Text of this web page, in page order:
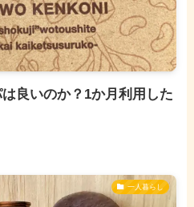
良いのか？1か月利用した
一人暮らし